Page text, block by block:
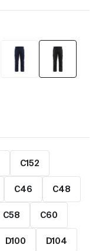
C152
C46 C48
C58 C60
D100 D104